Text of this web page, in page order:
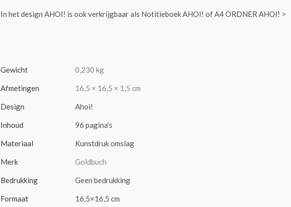
In het design AHOI! is ook verkrijgbaar als Notitieboek AHOI! of A4 ORDNER AHOI! >
Gewicht 0,230 kg
Afmetingen 16,5 × 16,5 × 1,5 cm
Design Ahoi!
Inhoud 96 pagina's
Materiaal Kunstdruk omslag
Merk Goldbuch
Bedrukking Geen bedrukking
Formaat 16,5×16,5 cm